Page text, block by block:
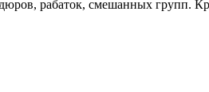
рабаток, смешанных групп.